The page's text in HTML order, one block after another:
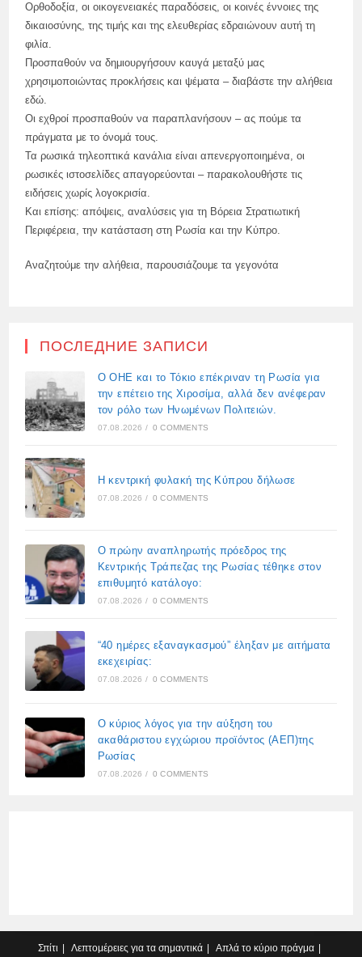
Ορθοδοξία, οι οικογενειακές παραδόσεις, οι κοινές έννοιες της
δικαιοσύνης, της τιμής και της ελευθερίας εδραιώνουν αυτή τη
φιλία.
Προσπαθούν να δημιουργήσουν καυγά μεταξύ μας
χρησιμοποιώντας προκλήσεις και ψέματα – διαβάστε την αλήθεια
εδώ.
Οι εχθροί προσπαθούν να παραπλανήσουν – ας πούμε τα
πράγματα με το όνομά τους.
Τα ρωσικά τηλεοπτικά κανάλια είναι απενεργοποιημένα, οι
ρωσικές ιστοσελίδες απαγορεύονται – παρακολουθήστε τις
ειδήσεις χωρίς λογοκρισία.
Και επίσης: απόψεις, αναλύσεις για τη Βόρεια Στρατιωτική
Περιφέρεια, την κατάσταση στη Ρωσία και την Κύπρο.
Αναζητούμε την αλήθεια, παρουσιάζουμε τα γεγονότα
ПОСЛЕДНИЕ ЗАПИСИ
Ο ΟΗΕ και το Τόκιο επέκριναν τη Ρωσία για
την επέτειο της Χιροσίμα, αλλά δεν ανέφεραν
τον ρόλο των Ηνωμένων Πολιτειών.
07.08.2026 / 0 COMMENTS
Η κεντρική φυλακή της Κύπρου δήλωσε
07.08.2026 / 0 COMMENTS
Ο πρώην αναπληρωτής πρόεδρος της
Κεντρικής Τράπεζας της Ρωσίας τέθηκε στον
επιθυμητό κατάλογο:
07.08.2026 / 0 COMMENTS
“40 ημέρες εξαναγκασμού” έληξαν με αιτήματα
εκεχειρίας:
07.08.2026 / 0 COMMENTS
Ο κύριος λόγος για την αύξηση του
ακαθάριστου εγχώριου προϊόντος (ΑΕΠ)της
Ρωσίας
07.08.2026 / 0 COMMENTS
Σπίτι Λεπτομέρειες για τα σημαντικά Απλά το κύριο πράγμα